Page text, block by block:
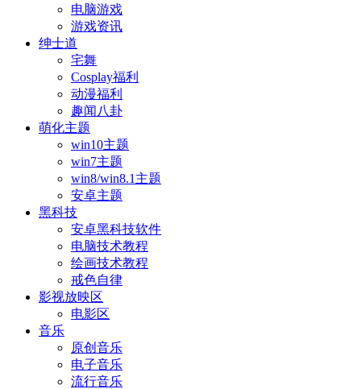
电脑游戏
游戏资讯
绅士道
宅舞
Cosplay福利
动漫福利
趣闻八卦
萌化主题
win10主题
win7主题
win8/win8.1主题
安卓主题
黑科技
安卓黑科技软件
电脑技术教程
绘画技术教程
戒色自律
影视放映区
电影区
音乐
原创音乐
电子音乐
流行音乐